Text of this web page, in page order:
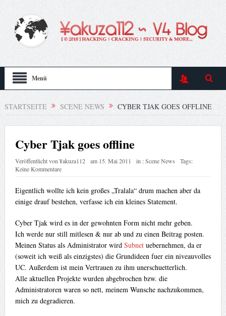
Menü
STARTSEITE SCENE NEWS CYBER TJAK GOES OFFLINE
Cyber Tjak goes offline
Veröffentlicht von¥akuza112 am 15. Mai 2011 in :Scene News
Tags:
Keine Kommentare
Eigentlich wollte ich kein großes „Tralala“ drum machen aber da
einige drauf bestehen, verfasse ich ein kleines Statement.
Cyber Tjak wird es in der gewohnten Form nicht mehr geben.
Ich werde nur still mitlesen & nur ab und zu einen Beitrag posten.
Meinen Status als Administrator wird Subnetuebernehmen, da er
(soweit ich weiß als einzigstes) die Grundideen fuer ein niveauvolles
UC. Außerdem ist mein Vertrauen zu ihm unerschuetterlich.
Alle aktuellen Projekte wurden abgebrochen bzw. die
Administratoren waren so nett, meinem Wunsche nachzukommen,
mich zu degradieren.